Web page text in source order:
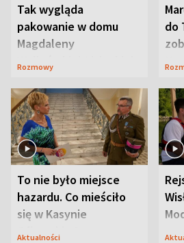
Tak wygląda
pakowanie w domu
Magdaleny
Waligórskiej-Lisieckiej.
Rozmowy
do
To nie było miejsce
hazardu. Co mieściło
się w Kasynie
Oficerskim?
Aktualności